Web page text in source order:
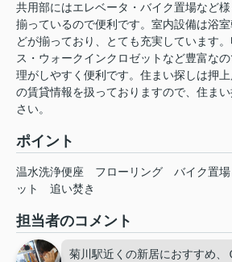
共用部にはエレベータ・バイク置場など
揃っているので便利です。室内設備は浴
どが揃っており、とても充実しています
ス・ウォークインクロゼットなど豊富な
理がしやすく便利です。住まい探しは押
の賃貸情報を扱っておりますので、住ま
さい。
ポイント
温水洗浄便座 フローリング バイク置場
ット
追い焚き
担当者のコメント
菊川駅近くの新居におすすめ、